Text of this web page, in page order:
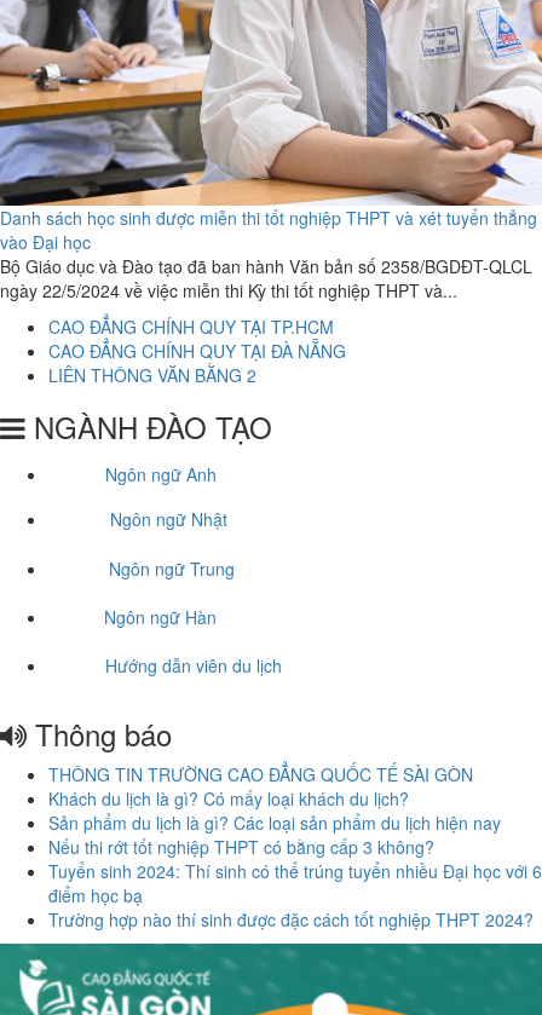
Danh sách học sinh được miễn thi tốt nghiệp THPT và xét tuyển thẳng
vào Đại học
Bộ Giáo dục và Đào tạo đã ban hành Văn bản số 2358/BGDĐT-QLCL
ngày 22/5/2024 về việc miễn thi Kỳ thi tốt nghiệp THPT và...
CAO ĐẲNG CHÍNH QUY TẠI TP.HCM
CAO ĐẲNG CHÍNH QUY TẠI ĐÀ NẴNG
LIÊN THÔNG VĂN BẰNG 2
NGÀNH ĐÀO TẠO
Ngôn ngữ Anh
Ngôn ngữ Nhật
Ngôn ngữ Trung
Ngôn ngữ Hàn
Hướng dẫn viên du lịch
Thông báo
THÔNG TIN TRƯỜNG CAO ĐẲNG QUỐC TẾ SÀI GÒN
Khách du lịch là gì? Có mấy loại khách du lịch?
Sản phẩm du lịch là gì? Các loại sản phẩm du lịch hiện nay
Nếu thi rớt tốt nghiệp THPT có bằng cấp 3 không?
Tuyển sinh 2024: Thí sinh có thể trúng tuyển nhiều Đại học với 6
điểm học bạ
Trường hợp nào thí sinh được đặc cách tốt nghiệp THPT 2024?